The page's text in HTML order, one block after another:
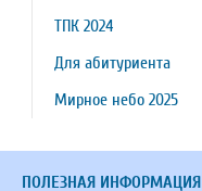
ТПК 2024
Для абитуриента
Мирное небо 2025
ПОЛЕЗНАЯ ИНФОРМАЦИЯ